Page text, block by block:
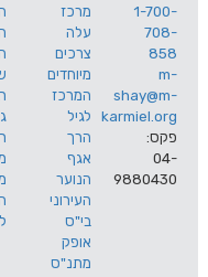
מרכז
עלה
צרכים
מיוחדים
המרכז
לגיל
הרך
אגף
הנוער
המרכז
הקהילתי
השלוחות
שלנו
רבין
גבעת
רם
מרכז
מגדים
התחברות
למערכת